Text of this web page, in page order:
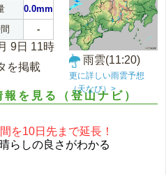
0.0mm
-
9日 11時
を掲載
雨雲(11:20)
更に詳しい雨雲予想
（天なび）>
を見る（登山ナビ）
を10日先まで延長！
らしの良さがわかる